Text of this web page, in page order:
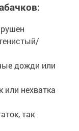
дожди или
нехватка
так